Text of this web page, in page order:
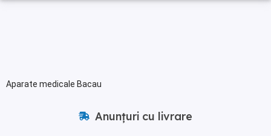
Aparate medicale Bacau
Anunțuri cu livrare